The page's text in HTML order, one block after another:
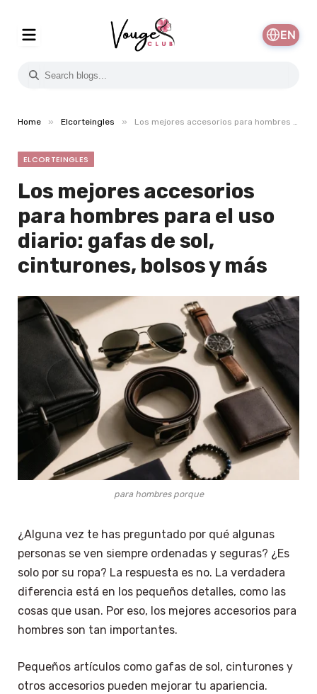
EN
Home » Elcorteingles » Los mejores accesorios para hombres para el uso diario: gafas de sol, cinturones, bolsos y más
ELCORTEINGLES
Los mejores accesorios
para hombres para el uso
diario: gafas de sol,
cinturones, bolsos y más
para hombres porque
¿Alguna vez te has preguntado por qué algunas
personas se ven siempre ordenadas y seguras? ¿Es
solo por su ropa? La respuesta es no. La verdadera
diferencia está en los pequeños detalles, como las
cosas que usan. Por eso, los mejores accesorios para
hombres son tan importantes.
Pequeños artículos como gafas de sol, cinturones y
otros accesorios pueden mejorar tu apariencia.